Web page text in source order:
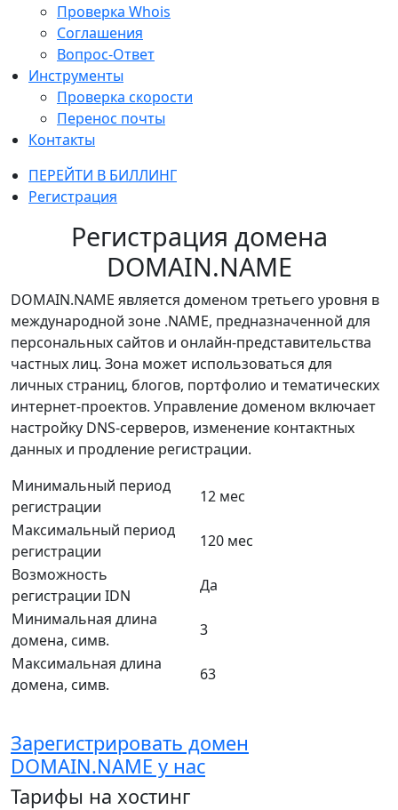
Проверка Whois
Соглашения
Вопрос-Ответ
Инструменты
Проверка скорости
Перенос почты
Контакты
ПЕРЕЙТИ В БИЛЛИНГ
Регистрация
Регистрация домена
DOMAIN.NAME
DOMAIN.NAME является доменом третьего уровня в
международной зоне .NAME, предназначенной для
персональных сайтов и онлайн-представительства
частных лиц. Зона может использоваться для
личных страниц, блогов, портфолио и тематических
интернет-проектов. Управление доменом включает
настройку DNS-серверов, изменение контактных
данных и продление регистрации.
Минимальный период
регистрации
12 мес
Максимальный период
регистрации
120 мес
Возможность
регистрации IDN
Да
Минимальная длина
домена, симв.
3
Максимальная длина
домена, симв.
63
Зарегистрировать домен
DOMAIN.NAME у нас
Тарифы на хостинг